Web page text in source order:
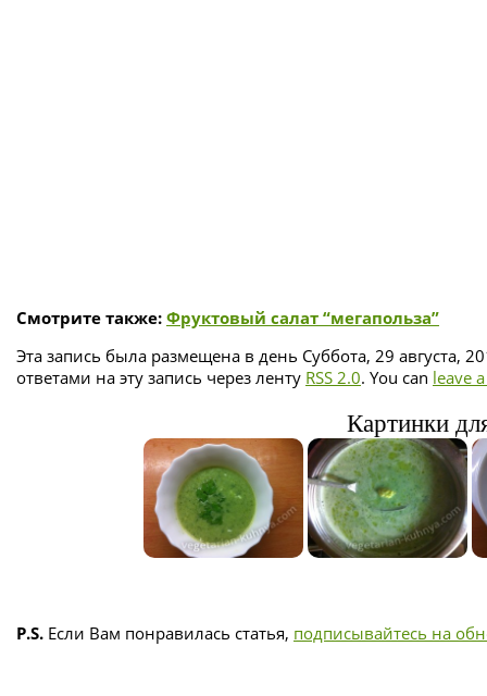
Смотрите также: Фруктовый салат “мегапольза”
Эта запись была размещена в день Суббота, 29 августа,
ответами на эту запись через ленту RSS 2.0. You can leave
Картинки
P.S. Если Вам понравилась статья, подписывайтесь на